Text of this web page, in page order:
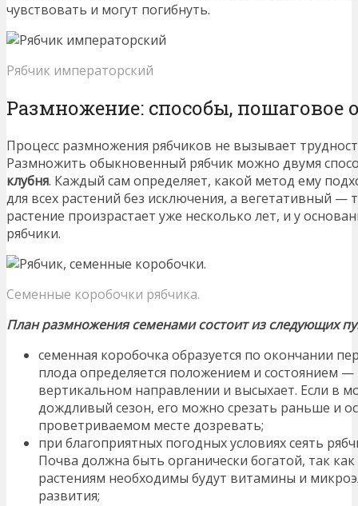
чувствовать и могут погибнуть.
Рябчик императорский
Размножение: способы, пошаговое
Процесс размножения рябчиков не вызывает
Размножить обыкновенный рябчик можно двумя
клубня. Каждый сам определяет, какой метод ему
для всех растений без исключения, а вегетативный —
растение произрастает уже несколько лет, и у
рябчики.
Семенные коробочки рябчика.
План размножения семенами состоит из следующих
семенная коробочка образуется по окончании
плода определяется положением и состоянием
вертикальном направлении и высыхает. Если в
дождливый сезон, его можно срезать раньше и
проветриваемом месте дозревать;
при благоприятных погодных условиях сеять
Почва должна быть органически богатой, так
растениям необходимы будут витамины и
развития;